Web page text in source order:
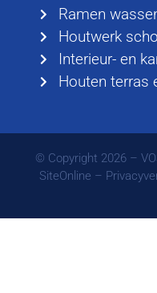
Ramen
Houtwerk
Interieur- en
Houten terras
© Copyright 2026 –
SiteOnline –